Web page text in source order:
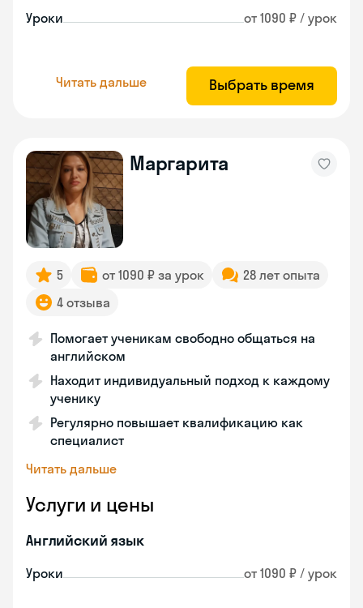
Уроки от 1090 ₽ / урок
Читать дальше Выбрать время
Маргарита
5 от 1090 ₽ за урок
28 лет опыта
4 отзыва
Помогает ученикам свободно общаться на
английском
Находит индивидуальный подход к каждому
ученику
Регулярно повышает квалификацию как
специалист
Читать дальше
Услуги и цены
Английский язык
Уроки от 1090 ₽ / урок